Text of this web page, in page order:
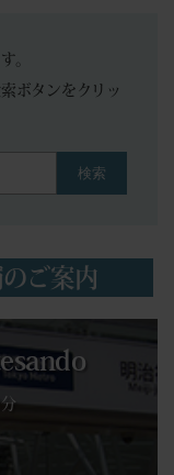
。
ボタンをクリッ
検索
ご案内